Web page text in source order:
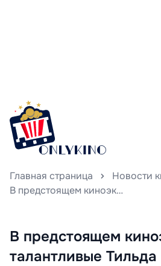
Главная страница
Новости
В предстоящем киноэкране талантливые Тильда Суинтон и Колин Фаррелл объединят свои силы ради участия в новой картине, созданной мастером слова Эдвардом Бергером, автором знаменитого «На Западном фронте без перемен».
В предстоящем
талантливые